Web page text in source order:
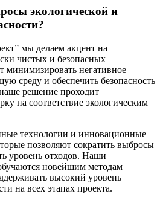
экологической и
мы делаем акцент на
чистых и безопасных
минимизировать негативное
среду и обеспечить безопасность
решение проходит
на соответствие экологическим
технологии и инновационные
позволяют сократить выбросы
уровень отходов. Наши
новейшим методам
высокий уровень
на всех этапах проекта.